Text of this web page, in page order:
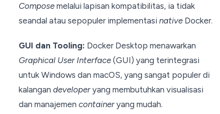
Composemelalui lapisan kompatibilitas, ia tidak
seandal atau sepopuler implementasi nativeDocker.
GUI dan Tooling: Docker Desktop menawarkan
Graphical User Interface(GUI) yang terintegrasi
untuk Windows dan macOS, yang sangat populer di
kalangan developeryang membutuhkan visualisasi
dan manajemen containeryang mudah.